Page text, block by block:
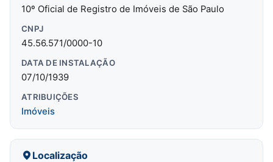
10º Oficial de Registro de Imóveis de São Paulo
CNPJ
45.56.571/0000-10
DATA DE INSTALAÇÃO
07/10/1939
ATRIBUIÇÕES
Imóveis
Localização